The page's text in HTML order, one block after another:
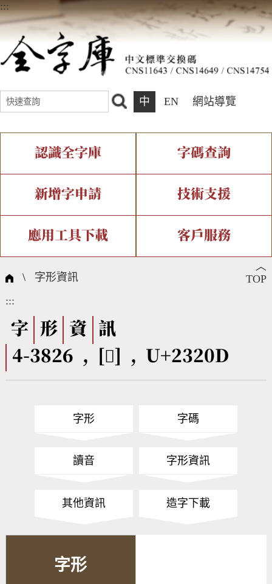
:::
中 EN 網站導覽
認識全字庫
全字庫介紹 全字庫現況
中文碼介紹 專有名詞介紹
國際字碼相關組織
字碼查詢
IDS查詢 部件查詢
複合查詢 注音查詢
筆畫查詢
筆順序查詢
CNS查詢 Unicode查詢
新增字申請
新字申請處理流程
技術支援
字形即時顯示 造字解決方案
全字庫授權 轉碼Web Service
應用工具下載
個人電腦造字處理工具
字形下載
客戶服務
問題集
熱門查詢統計
︿
TOP
\ 字形資訊
:::
字 形 資
訊
4-3826 , [𣈍] , U+2320D
字形 字碼
讀音 字形資訊
其他資訊 造字下載
字形